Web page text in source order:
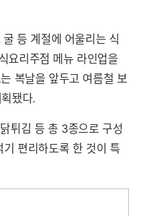
등 계절에 어울리는 식
요리주점 메뉴 라인업을
복날을 앞두고 여름철 보
됐다.
튀김 등 총 3종으로 구성
편리하도록 한 것이 특